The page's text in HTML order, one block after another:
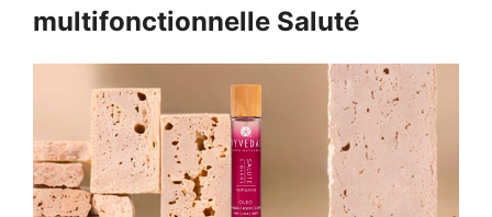
multifonctionnelle Saluté